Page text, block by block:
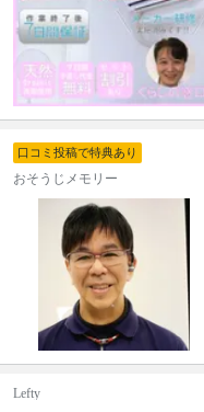
口コミ投稿で特典あり
おそうじメモリー
Lefty